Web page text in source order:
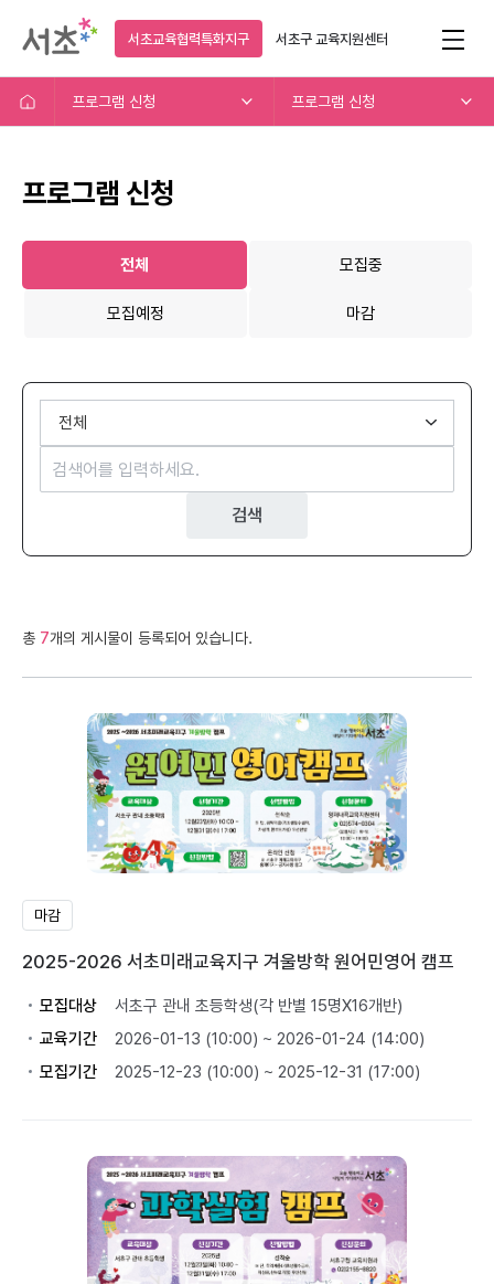
서초교육협력특화지구 서초구교육지원센터
프로그램 신청 프로그램 신청
프로그램 신청
전체 모집중
모집예정 마감
검색
총 7개의 게시물이 등록되어 있습니다.
마감
2025-2026 서초미래교육지구 겨울방학 원어민영어 캠프
모집대상
서초구 관내 초등학생(각 반별 15명X16개반)
교육기간
2026-01-13 (10:00) ~ 2026-01-24 (14:00)
모집기간
2025-12-23 (10:00) ~ 2025-12-31 (17:00)